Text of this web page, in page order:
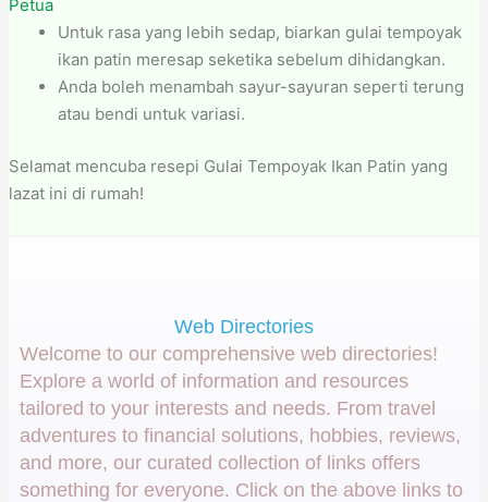
Petua
Untuk rasa yang lebih sedap, biarkan gulai tempoyak
ikan patin meresap seketika sebelum dihidangkan.
Anda boleh menambah sayur-sayuran seperti terung
atau bendi untuk variasi.
Selamat mencuba resepi Gulai Tempoyak Ikan Patin yang
lazat ini di rumah!
Web Directories
Welcome to our comprehensive web directories!
Explore a world of information and resources
tailored to your interests and needs. From travel
adventures to financial solutions, hobbies, reviews,
and more, our curated collection of links offers
something for everyone. Click on the above links to